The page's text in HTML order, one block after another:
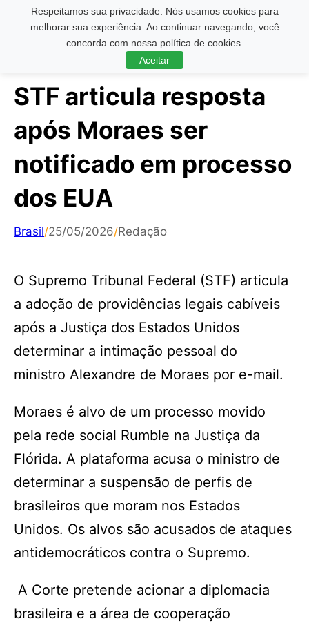
Respeitamos sua privacidade. Nós usamos cookies para
melhorar sua experiência. Ao continuar navegando, você
concorda com nossa política de cookies.
Aceitar
Pesquisar ...
STF articula resposta
após Moraes ser
notificado em processo
dos EUA
Brasil/25/05/2026/Redação
O Supremo Tribunal Federal (STF) articula
a adoção de providências legais cabíveis
após a Justiça dos Estados Unidos
determinar a intimação pessoal do
ministro Alexandre de Moraes por e-mail.
Moraes é alvo de um processo movido
pela rede social Rumble na Justiça da
Flórida. A plataforma acusa o ministro de
determinar a suspensão de perfis de
brasileiros que moram nos Estados
Unidos. Os alvos são acusados de ataques
antidemocráticos contra o Supremo.
A Corte pretende acionar a diplomacia
brasileira e a área de cooperação